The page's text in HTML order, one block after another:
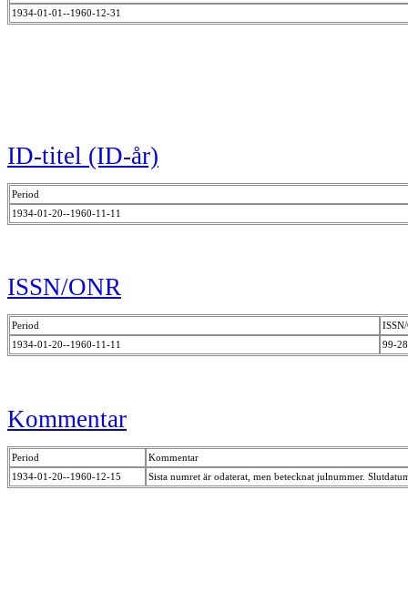
1934-01-01--1960-12-31
ID-titel (ID-år)
Period
1934-01-20--1960-11-11
ISSN/ONR
Period
1934-01-20--1960-11-11
99-
Kommentar
Period
Kommentar
1934-01-20--1960-12-15
Sista numret är odaterat, men betecknat julnummer.